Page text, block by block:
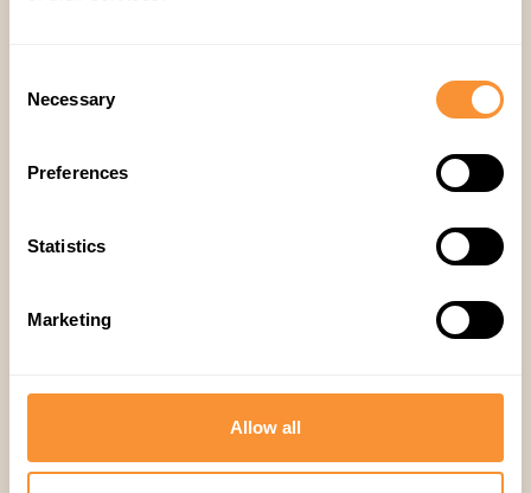
Selection
Necessary
Preferences
Statistics
Marketing
Allow all
artıran o insani dokunuştan ödün vermeden
Konuk Yazısı